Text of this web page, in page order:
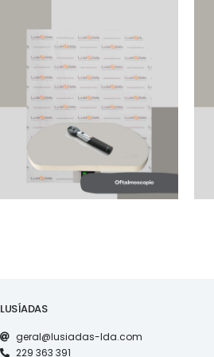
MAQUINARIA
OFTALMOSCOPIO MINI
PORTATIL HEINE SEMI-
NOVO
LUSÍADAS
geral@lusiadas-lda.com
229 363 391